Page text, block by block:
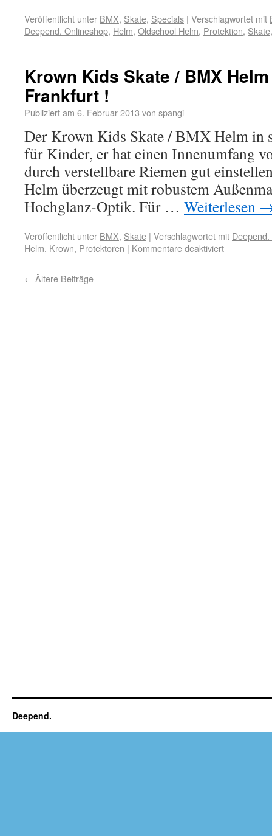
Veröffentlicht unter BMX, Skate, Specials | Verschlagwortet mit
Deepend. Onlineshop, Helm, Oldschool Helm, Protektion, Skate
Krown Kids Skate / BMX
Frankfurt !
Publiziert am 6. Februar 2013 von spangi
Der Krown Kids Skate / BMX Helm in
für Kinder, er hat einen Innenumfang
durch verstellbare Riemen gut
Helm überzeugt mit robustem
Hochglanz-Optik. Für … Weiterlesen
Veröffentlicht unter BMX, Skate | Verschlagwortet mit
Helm, Krown, Protektoren | Kommentare deaktiviert
← Ältere Beiträge
Deepend.